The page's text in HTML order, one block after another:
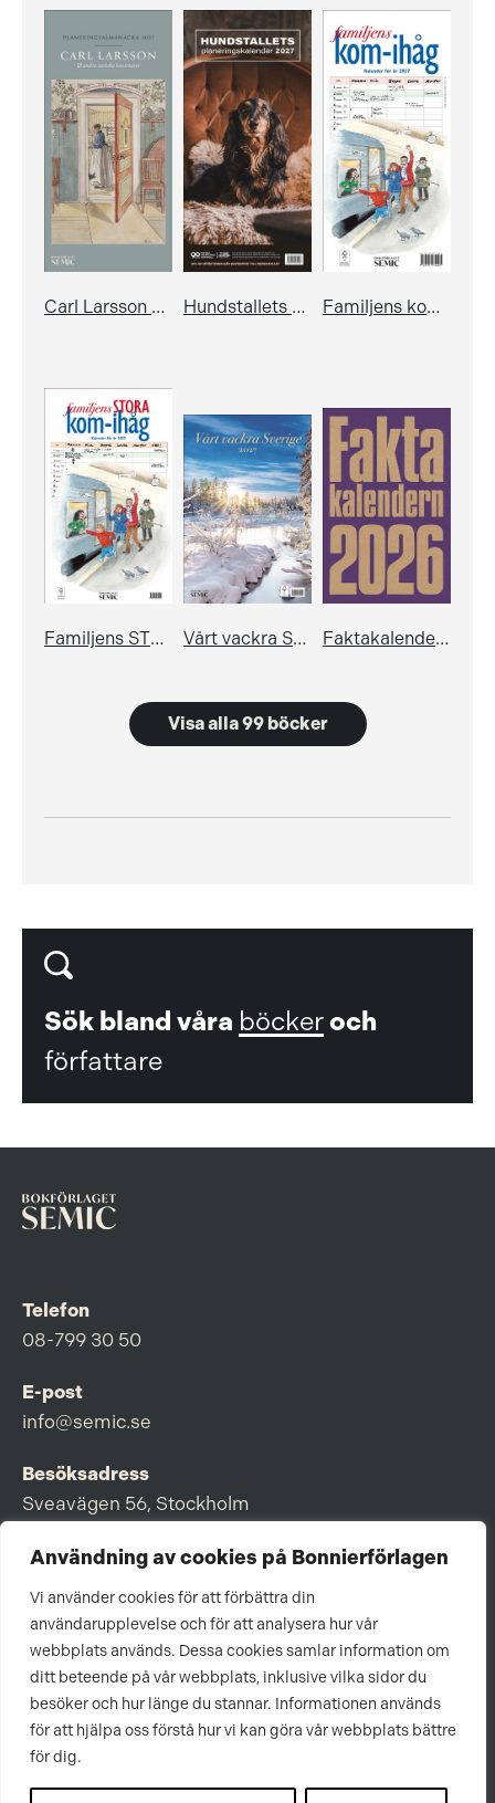
Användning av cookies på Bonnierförlagen
Vi använder cookies för att förbättra din
användarupplevelse och för att analysera hur vår
webbplats används. Dessa cookies samlar information om
ditt beteende på vår webbplats, inklusive vilka sidor du
besöker och hur länge du stannar. Informationen används
för att hjälpa oss förstå hur vi kan göra vår webbplats bättre
för dig.
Carl Larsson & andra svenska konstnärer: Planeringsalmanacka 2027 Hundstallets planeringskalender 2027 Familjens kom-ihåg-kalender 2027
Familjens STORA kom-ihåg-kalender 2027 Vårt vackra Sverige: Almanacka 2027 Faktakalendern 2026
Visa alla 99 böcker
Sök bland våra böckeroch
författare
Telefon
08-799 30 50
E-post
info@semic.se
Besöksadress
Sveavägen 56, Stockholm
Postadress
Om Bonnierförlagen
Cookies
Integritetspolicy